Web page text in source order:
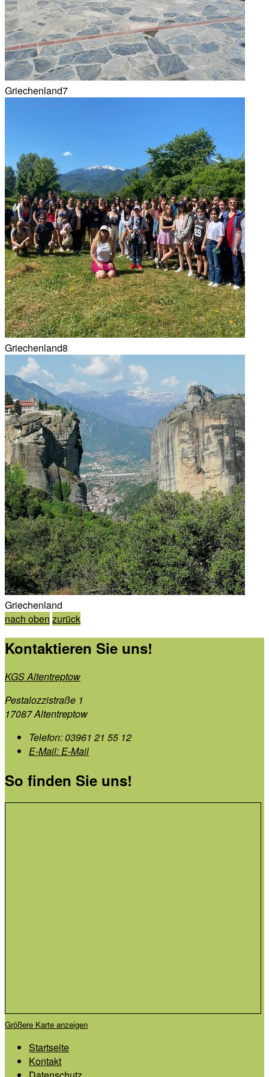
Griechenland7
Griechenland8
Griechenland
nach oben zurück
Kontaktieren Sie uns!
KGS Altentreptow
Pestalozzistraße 1
17087 Altentreptow
Telefon:03961 21 55 12
E-Mail:E-Mail
So finden Sie uns!
Größere Karte anzeigen
Startseite
Kontakt